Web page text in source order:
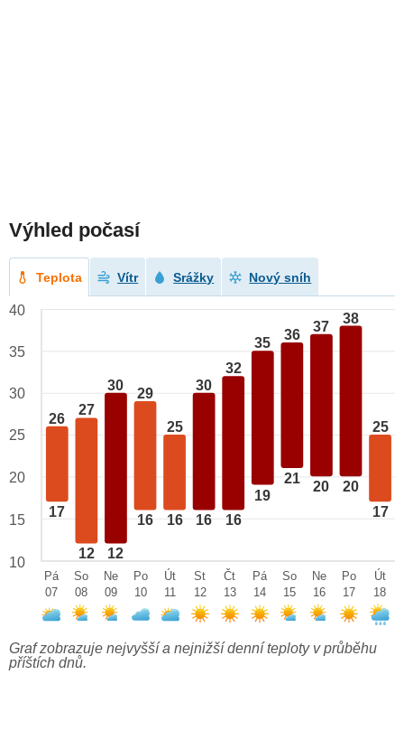
Výhled počasí
Teplota Vítr Srážky Nový sníh
26
17
27
12
30
12
29
16
25
16
30
16
32
16
35
19
36
21
37
20
38
20
25
17
40
35
30
25
20
15
10
Pá
07
So
08
Ne
09
Po
10
Út
11
St
12
Čt
13
Pá
14
So
15
Ne
16
Po
17
Út
18
Graf zobrazuje nejvyšší a nejnižší denní teploty v průběhu
příštích dnů.